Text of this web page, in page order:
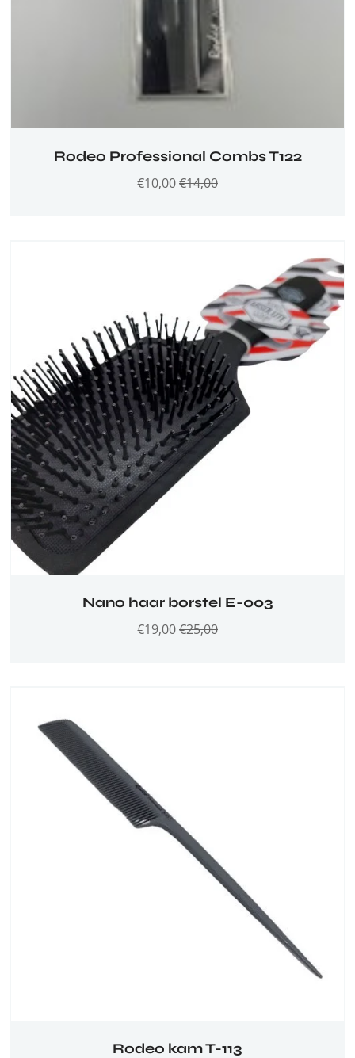
Rodeo Professional Combs T122
€10,00€14,00
Nano haar borstel E-003
€19,00€25,00
Rodeo kam T-113